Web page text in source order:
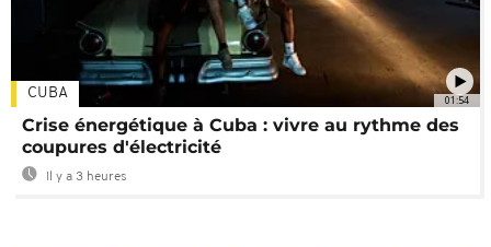
01:54
CUBA
Crise énergétique à Cuba : vivre au rythme des
coupures d'électricité
Il y a 3 heures